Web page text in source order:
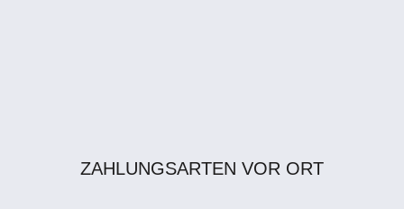
ZAHLUNGSARTEN VOR ORT